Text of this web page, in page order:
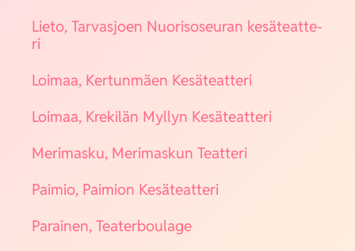
Lie­to, Tar­vas­joen Nuo­ri­so­seu­ran kesä­teat­te­
ri
Loi­maa, Ker­tun­mäen Kesä­teat­te­ri
Loi­maa, Kre­ki­län Myl­lyn Kesä­teat­te­ri
Meri­mas­ku, Meri­mas­kun Teat­te­ri
Pai­mio, Pai­mion Kesä­teat­te­ri
Parai­nen, Tea­ter­bou­la­ge